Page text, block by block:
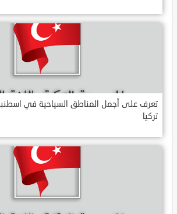
تعرف على أجمل المناطق السياحية في
تركيا